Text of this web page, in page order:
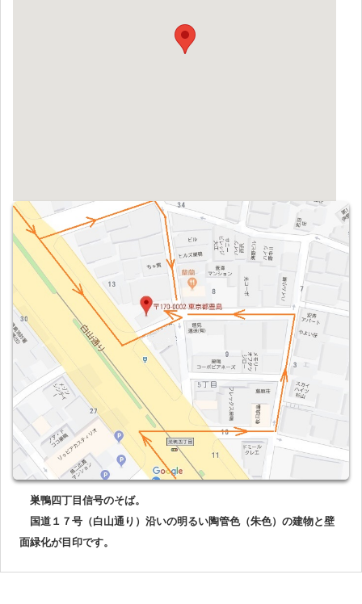
巣鴨四丁目信号のそば。
国道１７号（白山通り）沿いの明るい陶管色（朱色）の建物と壁
面緑化が目印です。